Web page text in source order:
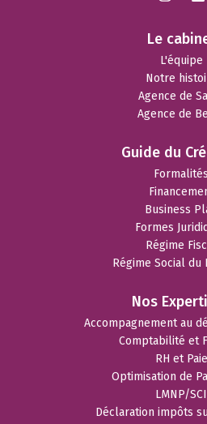
Le
L'équipe
Notre
Agence de
Agence de
Guide du
Formalités
Business
Formes
Régime
Régime Social du
Nos
Accompagnement au
Comptabilité et
RH et Paie
Optimisation de
LMNP/SCI
Déclaration impôts